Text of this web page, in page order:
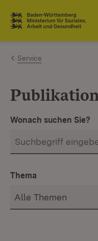
Zum Inhalt
Link zur Startseite
Service
Wonach suchen Sie?
Thema